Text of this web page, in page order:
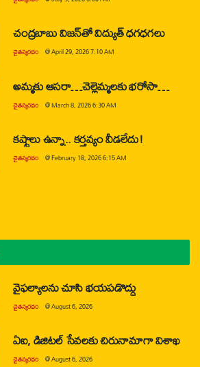
చంద్రబాబు విజన్‌తో విద్యుత్ ధగధగలు
చైతన్యరధం @April 29, 2026 7:10 AM
అమ్మకు ఆసరా…చెల్లెమ్మలకు భరోసా…
చైతన్యరధం @March 8, 2026 6:30 AM
కష్టాలు ఉన్నా.. కర్తవ్యం వీడలేదు!
చైతన్యరధం @February 18, 2026 6:15 AM
వైఫల్యాలను చూసి భయపడొద్దు
చైతన్యరధం @August 6, 2026
ఏఐ, డిజిటల్ సేవలకు చిరునామాగా విశాఖ
చైతన్యరధం @August 6, 2026